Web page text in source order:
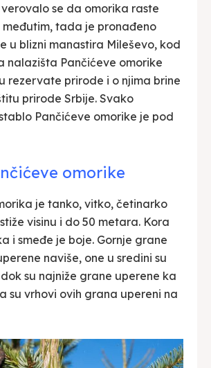
verovalo se da omorika raste
međutim, tada je pronađeno
u blizni manastira Mileševo, kod
nalazišta Pančićeve omorike
rezervate prirode i o njima brine
prirode Srbije. Svako
Pančićeve omorike je pod
omorike
je tanko, vitko, četinarko
visinu i do 50 metara. Kora
i smeđe je boje. Gornje grane
naviše, one u sredini su
su najniže grane uperene ka
su vrhovi ovih grana upereni na